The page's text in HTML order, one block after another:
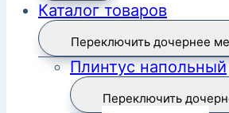
Каталог товаров
Переключить дочернее
Плинтус напольный
Переключить